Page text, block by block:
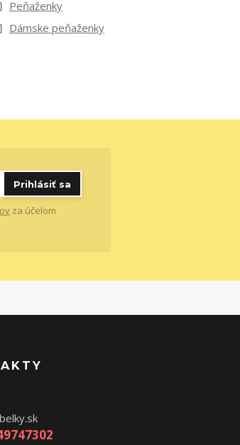
Peňaženky
Dámske peňaženky
Prihlásiť sa
za účelom